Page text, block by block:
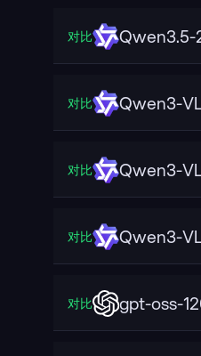
对比 Qwen3.5-
对比 Qwen3-
对比 Qwen3-
对比 Qwen3-
对比 gpt-oss-